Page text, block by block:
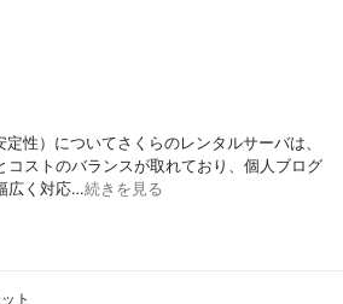
性）についてさくらのレンタルサーバは、
コストのバランスが取れており、個人ブログ
広く対応…続きを見る
ト